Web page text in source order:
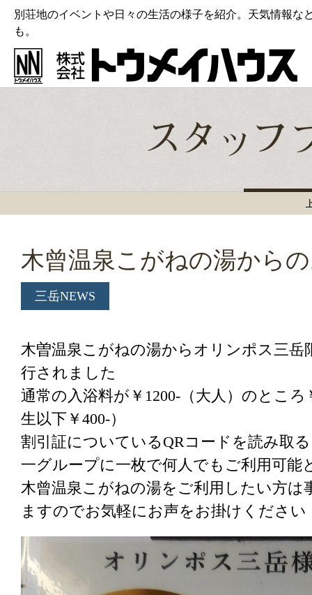
別荘地のイベントや日々の生活の様子を紹介。天気情報な
も。
木曾温泉こがねの湯から
三岳NEWS
木曽温泉こがねの湯からオリンポス三岳
行されました
通常の入浴料が￥1200-（大人）のとこ
生以下￥400-）
割引証についているQRコードを読み取
一グループに一枚で何人でもご利用可能
木曾温泉こがねの湯をご利用したい方は
ますのでお気軽にお声をお掛けください